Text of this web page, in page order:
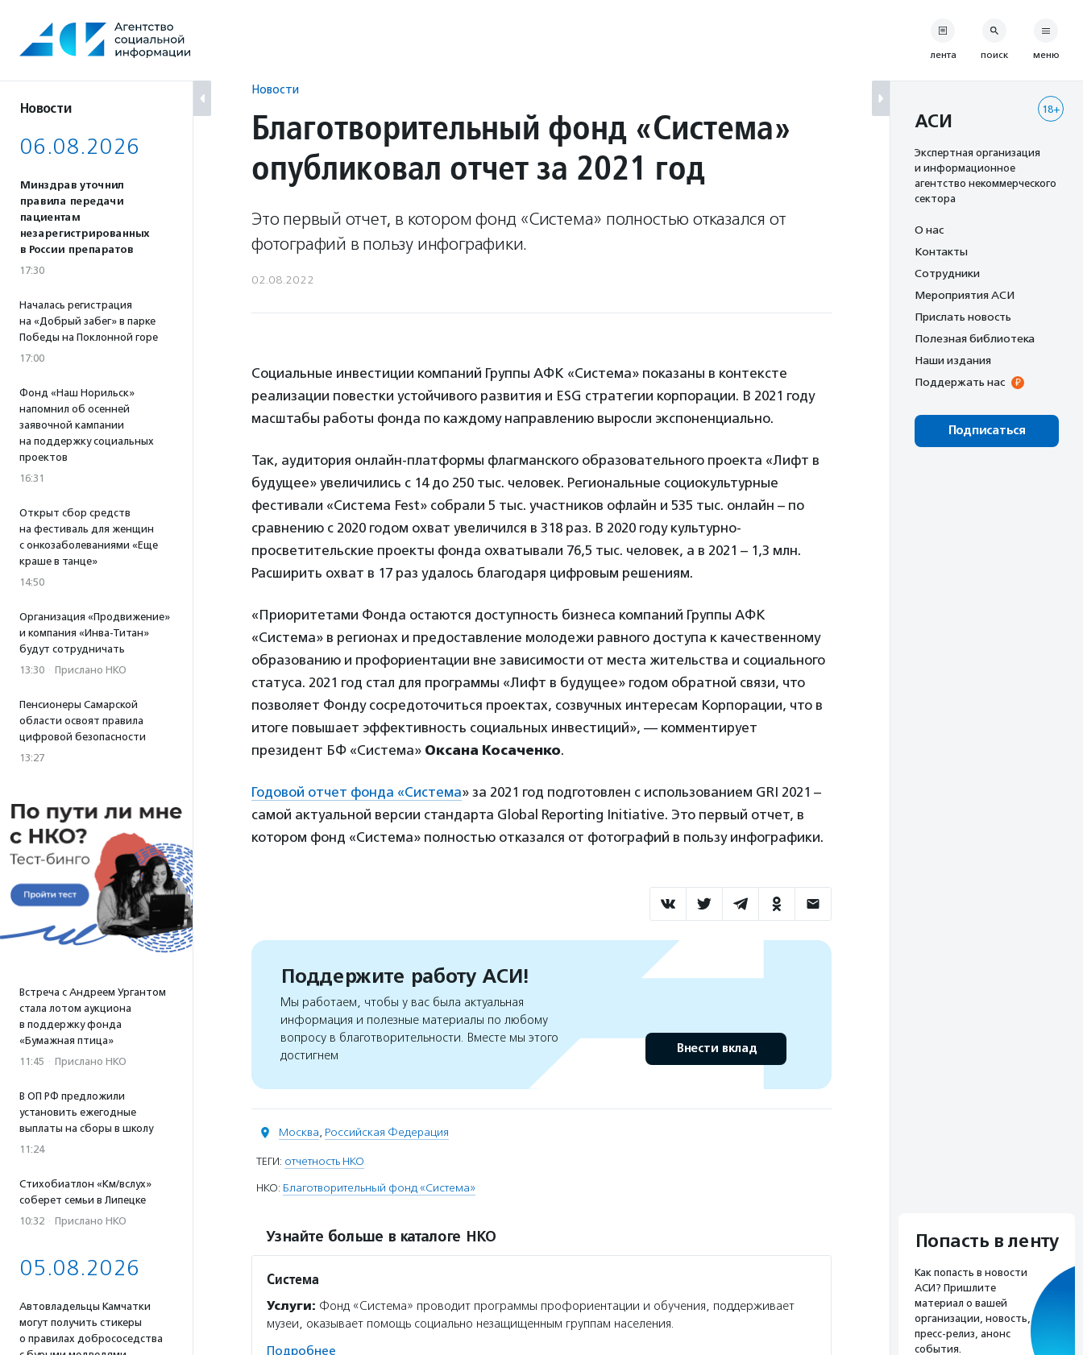
содержанию
Новости
06.08.2026
Минздрав уточнил
правила передачи
пациентам
незарегистрированных
в России препаратов
17:30
Началась регистрация
на «Добрый забег» в парке
Победы на Поклонной горе
17:00
Фонд «Наш Норильск»
напомнил об осенней
заявочной кампании
на поддержку социальных
проектов
16:31
Открыт сбор средств
на фестиваль для женщин
с онкозаболеваниями «Еще
краше в танце»
14:50
Организация «Продвижение»
и компания «Инва-Титан»
будут сотрудничать
13:30 · Прислано НКО
Пенсионеры Самарской
области освоят правила
цифровой безопасности
13:27
Встреча с Андреем Ургантом
стала лотом аукциона
в поддержку фонда
«Бумажная птица»
11:45 · Прислано НКО
В ОП РФ предложили
установить ежегодные
выплаты на сборы в школу
11:24
Стихобиатлон «Км/вслух»
соберет семьи в Липецке
10:32 · Прислано НКО
05.08.2026
Автовладельцы Камчатки
могут получить стикеры
о правилах добрососедства
Новости
Благотворительный фонд «Система»
опубликовал отчет за 2021 год
Это первый отчет, в котором фонд «Система» полностью отказался от
фотографий в пользу инфографики.
02.08.2022
Социальные инвестиции компаний Группы АФК «Система» показаны в контексте
реализации повестки устойчивого развития и ESG стратегии корпорации. В 2021 году
масштабы работы фонда по каждому направлению выросли экспоненциально.
Так, аудитория онлайн-платформы флагманского образовательного проекта «Лифт в
будущее» увеличились с 14 до 250 тыс. человек. Региональные социокультурные
фестивали «Система Fest» собрали 5 тыс. участников офлайн и 535 тыс. онлайн – по
сравнению с 2020 годом охват увеличился в 318 раз. В 2020 году культурно-
просветительские проекты фонда охватывали 76,5 тыс. человек, а в 2021 – 1,3 млн.
Расширить охват в 17 раз удалось благодаря цифровым решениям.
«Приоритетами Фонда остаются доступность бизнеса компаний Группы АФК
«Система» в регионах и предоставление молодежи равного доступа к качественному
образованию и профориентации вне зависимости от места жительства и социального
статуса. 2021 год стал для программы «Лифт в будущее» годом обратной связи, что
позволяет Фонду сосредоточиться проектах, созвучных интересам Корпорации, что в
итоге повышает эффективность социальных инвестиций», — комментирует
президент БФ «Система» Оксана Косаченко.
Годовой отчет фонда «Система» за 2021 год подготовлен с использованием GRI 2021 –
самой актуальной версии стандарта Global Reporting Initiative. Это первый отчет, в
котором фонд «Система» полностью отказался от фотографий в пользу инфографики.
Поддержите работу АСИ!
Мы работаем, чтобы у вас была актуальная
информация и полезные материалы по любому
вопросу в благотворительности. Вместе мы этого
достигнем
Внести вклад
Москва, Российская Федерация
ТЕГИ: отчетность НКО
НКО: Благотворительный фонд «Система»
Узнайте больше в каталоге НКО
Система
Услуги: Фонд «Система» проводит программы профориентации и обучения, поддерживает
музеи, оказывает помощь социально незащищенным группам населения.
Подробнее
лента поиск меню
18+
АСИ
Экспертная организация
и информационное
агентство некоммерческого
сектора
О нас
Контакты
Сотрудники
Мероприятия АСИ
Прислать новость
Полезная библиотека
Наши издания
Поддержать нас
Подписаться
Попасть в ленту
Как попасть в новости
АСИ? Пришлите
материал о вашей
организации, новость,
пресс-релиз, анонс
события.